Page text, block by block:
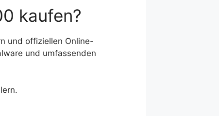
kaufen?
und offiziellen Online-
und umfassenden